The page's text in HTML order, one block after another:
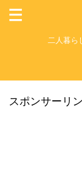
二人暮
スポンサーリ